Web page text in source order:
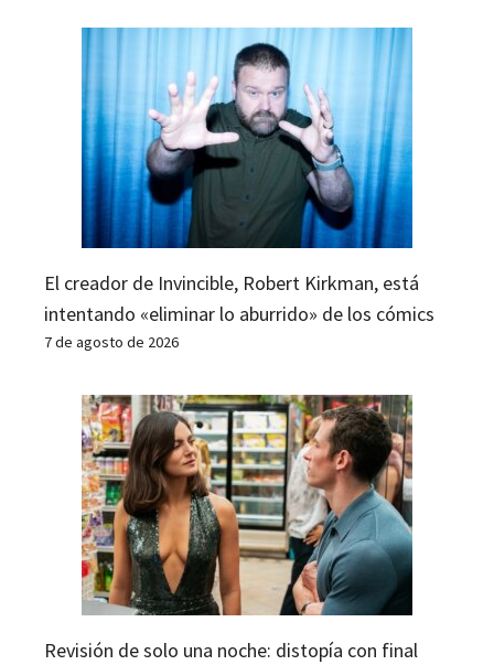
El creador de Invincible, Robert Kirkman, está
intentando «eliminar lo aburrido» de los cómics
7 de agosto de 2026
Revisión de solo una noche: distopía con final